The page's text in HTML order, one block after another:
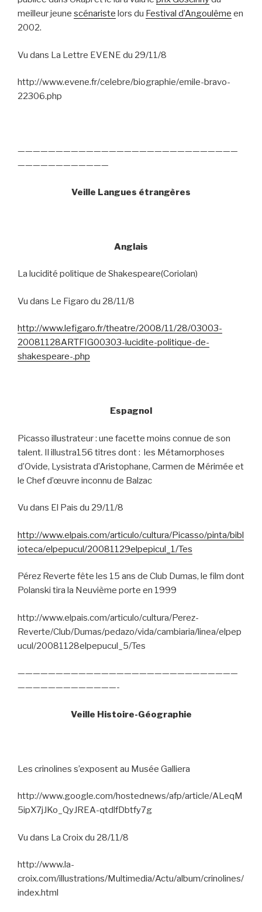
meilleur jeune scénariste lors du Festival d’Angoulême en
2002.
Vu dans La Lettre EVENE du 29/11/8
http://www.evene.fr/celebre/biographie/emile-bravo-
22306.php
—————————————————————————————
————————————
Veille Langues étrangères
Anglais
La lucidité politique de Shakespeare(Coriolan)
Vu dans Le Figaro du 28/11/8
http://www.lefigaro.fr/theatre/2008/11/28/03003-
20081128ARTFIG00303-lucidite-politique-de-
shakespeare-.php
Espagnol
Picasso illustrateur : une facette moins connue de son
talent. Il illustra156 titres dont : les Métamorphoses
d’Ovide, Lysistrata d’Aristophane, Carmen de Mérimée et
le Chef d’œuvre inconnu de Balzac
Vu dans El Pais du 29/11/8
http://www.elpais.com/articulo/cultura/Picasso/pinta/bibl
ioteca/elpepucul/20081129elpepicul_1/Tes
Pérez Reverte fête les 15 ans de Club Dumas, le film dont
Polanski tira la Neuvième porte en 1999
http://www.elpais.com/articulo/cultura/Perez-
Reverte/Club/Dumas/pedazo/vida/cambiaria/linea/elpep
ucul/20081128elpepucul_5/Tes
—————————————————————————————
—————————————-
Veille Histoire-Géographie
Les crinolines s’exposent au Musée Galliera
http://www.google.com/hostednews/afp/article/ALeqM
5ipX7jJKo_QyJREA-qtdlfDbtfy7g
Vu dans La Croix du 28/11/8
http://www.la-
croix.com/illustrations/Multimedia/Actu/album/crinolines/
index.html